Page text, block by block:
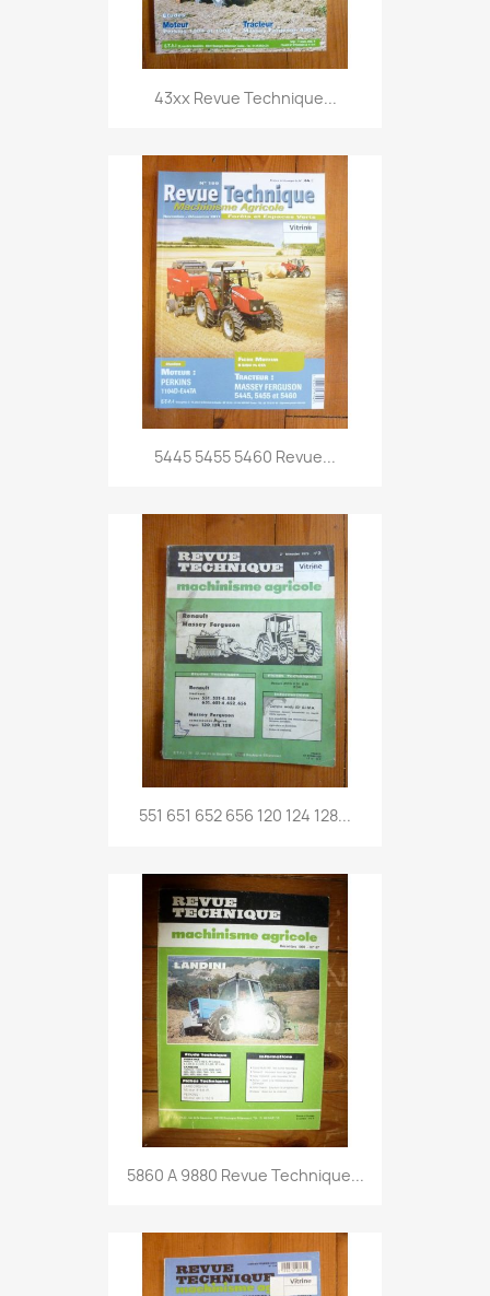
43xx Revue Technique...
5445 5455 5460 Revue...
551 651 652 656 120 124 128...
5860 A 9880 Revue Technique...